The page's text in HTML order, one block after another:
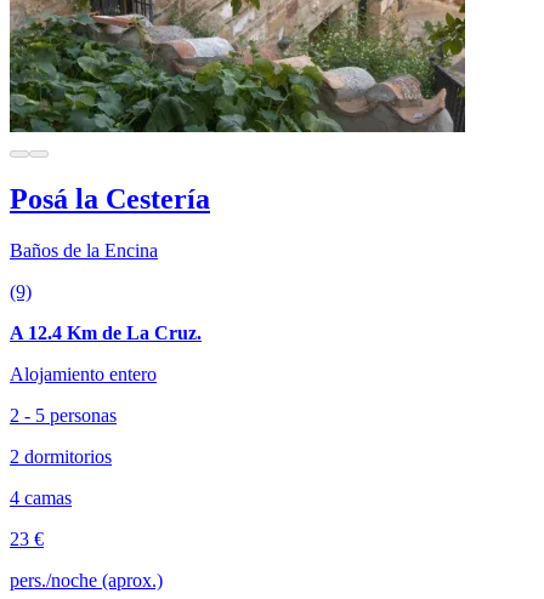
Posá la Cestería
Baños de la Encina
(9)
A 12.4 Km de La Cruz.
Alojamiento entero
2 - 5 personas
2 dormitorios
4 camas
23 €
pers./noche (aprox.)